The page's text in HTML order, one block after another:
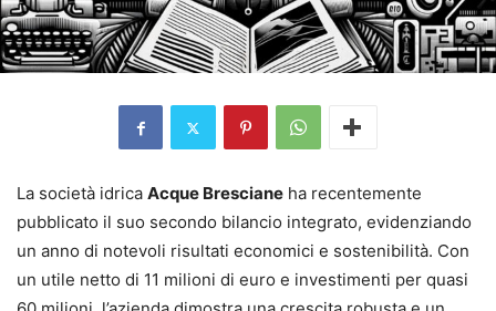
La società idrica Acque Bresciane ha recentemente
pubblicato il suo secondo bilancio integrato, evidenziando
un anno di notevoli risultati economici e sostenibilità. Con
un utile netto di 11 milioni di euro e investimenti per quasi